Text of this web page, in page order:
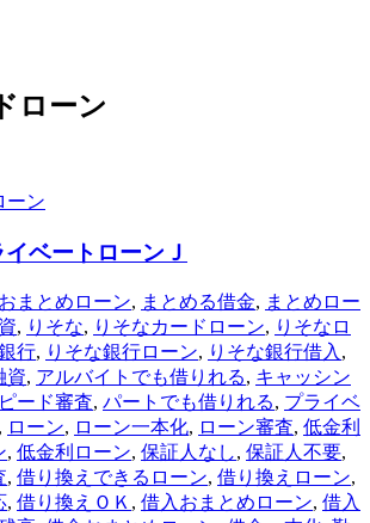
ローン
ーン
イベートローンＪ
おまとめローン, まとめる借金, まとめロー
, りそな, りそなカードローン, りそなロ
行, りそな銀行ローン, りそな銀行借入 ,
資, アルバイトでも借りれる, キャッシン
ード審査, パートでも借りれる, プライベ
, ローン, ローン一本化, ローン審査, 低金利
, 低金利ローン, 保証人なし, 保証人不要,
, 借り換えできるローン, 借り換えローン,
, 借り換えＯＫ , 借入おまとめローン, 借入